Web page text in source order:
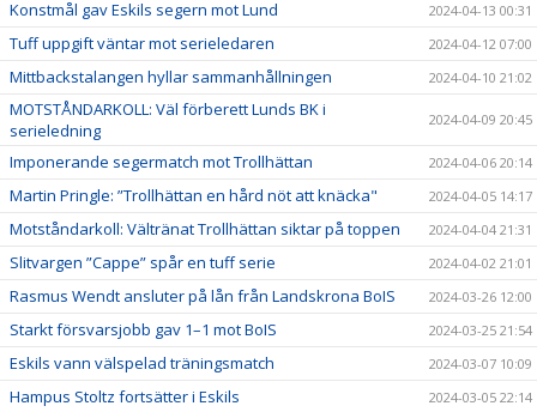
Konstmål gav Eskils segern mot Lund 2024-04-13 00:31
Tuff uppgift väntar mot serieledaren 2024-04-12 07:00
Mittbackstalangen hyllar sammanhållningen 2024-04-10 21:02
MOTSTÅNDARKOLL: Väl förberett Lunds BK i
serieledning
2024-04-09 20:45
Imponerande segermatch mot Trollhättan 2024-04-06 20:14
Martin Pringle: ”Trollhättan en hård nöt att knäcka" 2024-04-05 14:17
Motståndarkoll: Vältränat Trollhättan siktar på toppen 2024-04-04 21:31
Slitvargen ”Cappe” spår en tuff serie 2024-04-02 21:01
Rasmus Wendt ansluter på lån från Landskrona BoIS 2024-03-26 12:00
Starkt försvarsjobb gav 1–1 mot BoIS 2024-03-25 21:54
Eskils vann välspelad träningsmatch 2024-03-07 10:09
Hampus Stoltz fortsätter i Eskils 2024-03-05 22:14